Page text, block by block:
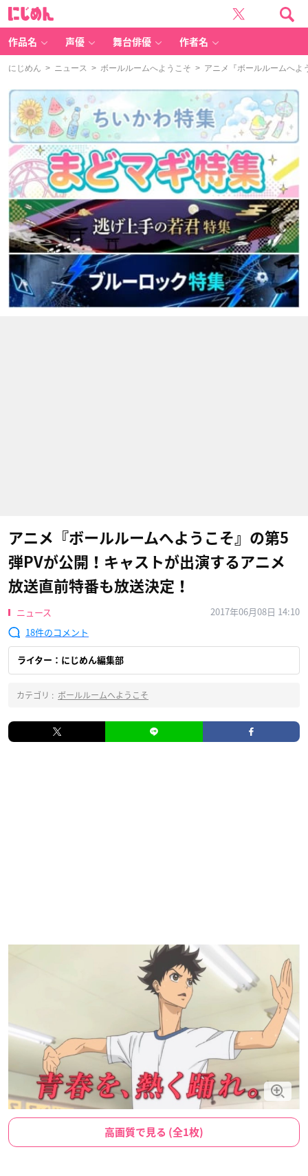
作品名 声優 舞台俳優 作者名
にじめん > ニュース > ボールルームへようこそ > アニメ『ボールルームへよ
アニメ『ボールルームへようこそ』の第5
弾PVが公開！キャストが出演するアニメ
放送直前特番も放送決定！
ニュース
2017年06月08日 14:10
18
ライター：にじめん編集部
カテゴリ : ボールルームへようこそ
高画質で見る (全1枚)